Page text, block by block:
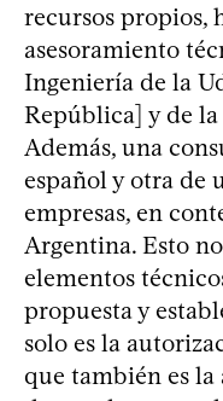
recursos propios,
asesoramiento
Ingeniería de la
República] y de
Además, una
español y otra de
empresas, en
Argentina. Esto
elementos
propuesta y
solo es la
que también es